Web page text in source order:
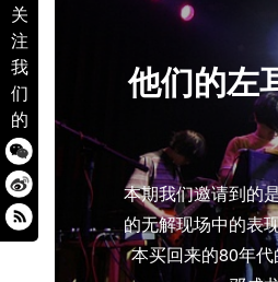
关
注
我
们
的
他们的左
本期我们邀请到的
的无解现场中的表
本买回来的80年